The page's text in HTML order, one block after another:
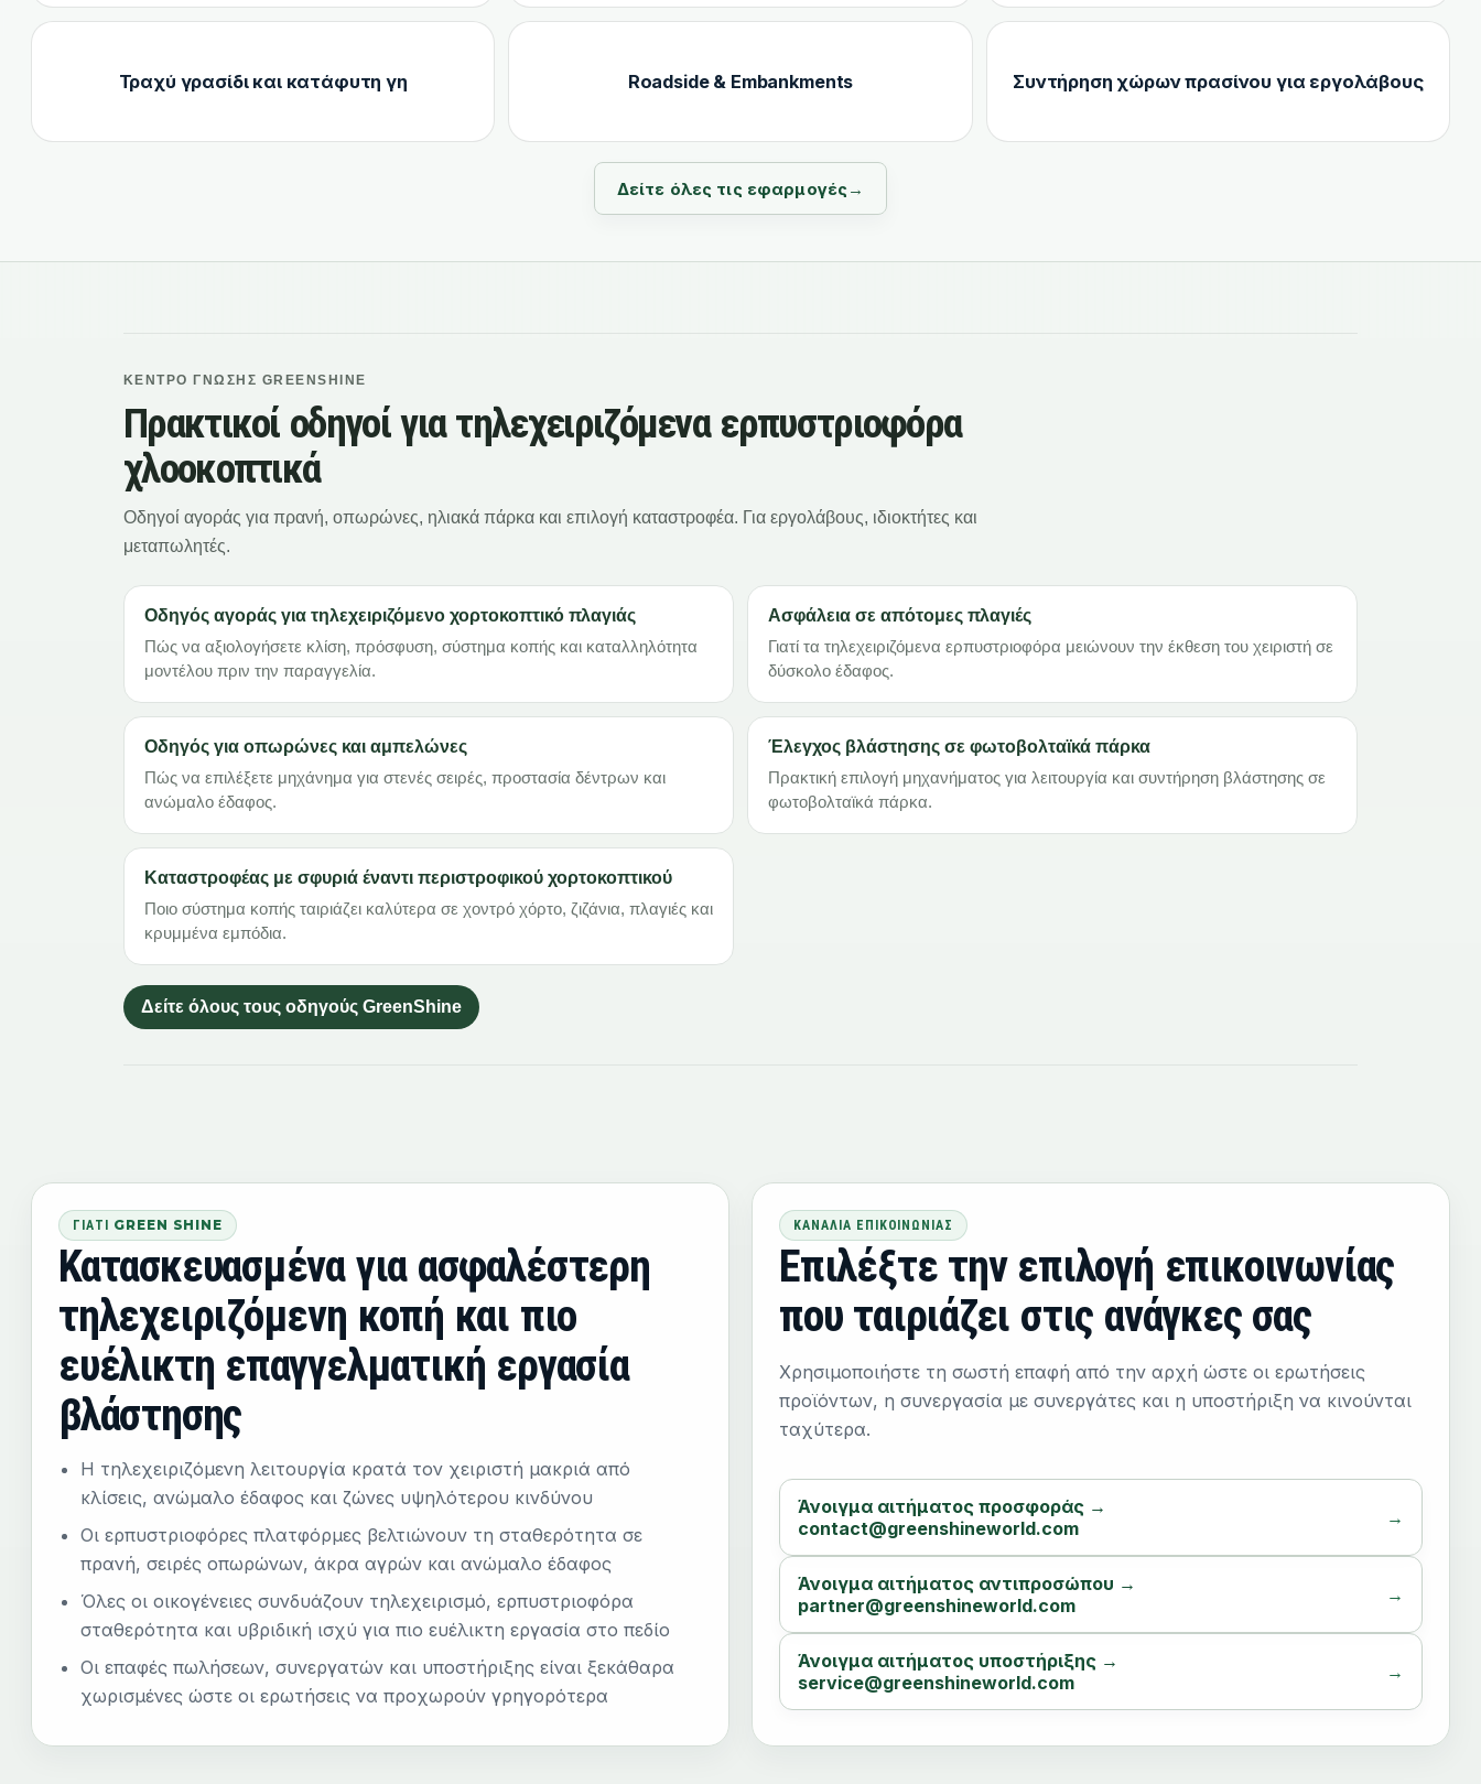
Τραχύ γρασίδι και κατάφυτη γη Roadside & Embankments Συντήρηση χώρων πρασίνου για εργολάβους
Δείτε όλες τις εφαρμογές
ΚΈΝΤΡΟ ΓΝΏΣΗΣ GREENSHINE
Πρακτικοί οδηγοί για τηλεχειριζόμενα ερπυστριοφόρα
χλοοκοπτικά
Οδηγοί αγοράς για πρανή, οπωρώνες, ηλιακά πάρκα και επιλογή καταστροφέα. Για εργολάβους, ιδιοκτήτες και
μεταπωλητές.
Οδηγός αγοράς για τηλεχειριζόμενο χορτοκοπτικό πλαγιάς
Πώς να αξιολογήσετε κλίση, πρόσφυση, σύστημα κοπής και καταλληλότητα
μοντέλου πριν την παραγγελία.
Ασφάλεια σε απότομες πλαγιές
Γιατί τα τηλεχειριζόμενα ερπυστριοφόρα μειώνουν την έκθεση του χειριστή σε
δύσκολο έδαφος.
Οδηγός για οπωρώνες και αμπελώνες
Πώς να επιλέξετε μηχάνημα για στενές σειρές, προστασία δέντρων και
ανώμαλο έδαφος.
Έλεγχος βλάστησης σε φωτοβολταϊκά πάρκα
Πρακτική επιλογή μηχανήματος για λειτουργία και συντήρηση βλάστησης σε
φωτοβολταϊκά πάρκα.
Καταστροφέας με σφυριά έναντι περιστροφικού χορτοκοπτικού
Ποιο σύστημα κοπής ταιριάζει καλύτερα σε χοντρό χόρτο, ζιζάνια, πλαγιές και
κρυμμένα εμπόδια.
Δείτε όλους τους οδηγούς GreenShine
ΓΙΑΤΊ GREEN SHINE
Κατασκευασμένα για ασφαλέστερη
τηλεχειριζόμενη κοπή και πιο
ευέλικτη επαγγελματική εργασία
βλάστησης
Η τηλεχειριζόμενη λειτουργία κρατά τον χειριστή μακριά από
κλίσεις, ανώμαλο έδαφος και ζώνες υψηλότερου κινδύνου
Οι ερπυστριοφόρες πλατφόρμες βελτιώνουν τη σταθερότητα σε
πρανή, σειρές οπωρώνων, άκρα αγρών και ανώμαλο έδαφος
Όλες οι οικογένειες συνδυάζουν τηλεχειρισμό, ερπυστριοφόρα
σταθερότητα και υβριδική ισχύ για πιο ευέλικτη εργασία στο πεδίο
Οι επαφές πωλήσεων, συνεργατών και υποστήριξης είναι ξεκάθαρα
χωρισμένες ώστε οι ερωτήσεις να προχωρούν γρηγορότερα
ΚΑΝΆΛΙΑ ΕΠΙΚΟΙΝΩΝΊΑΣ
Επιλέξτε την επιλογή επικοινωνίας
που ταιριάζει στις ανάγκες σας
Χρησιμοποιήστε τη σωστή επαφή από την αρχή ώστε οι ερωτήσεις
προϊόντων, η συνεργασία με συνεργάτες και η υποστήριξη να κινούνται
ταχύτερα.
Άνοιγμα αιτήματος προσφοράς →
contact@greenshineworld.com
Άνοιγμα αιτήματος αντιπροσώπου →
partner@greenshineworld.com
Άνοιγμα αιτήματος υποστήριξης →
service@greenshineworld.com